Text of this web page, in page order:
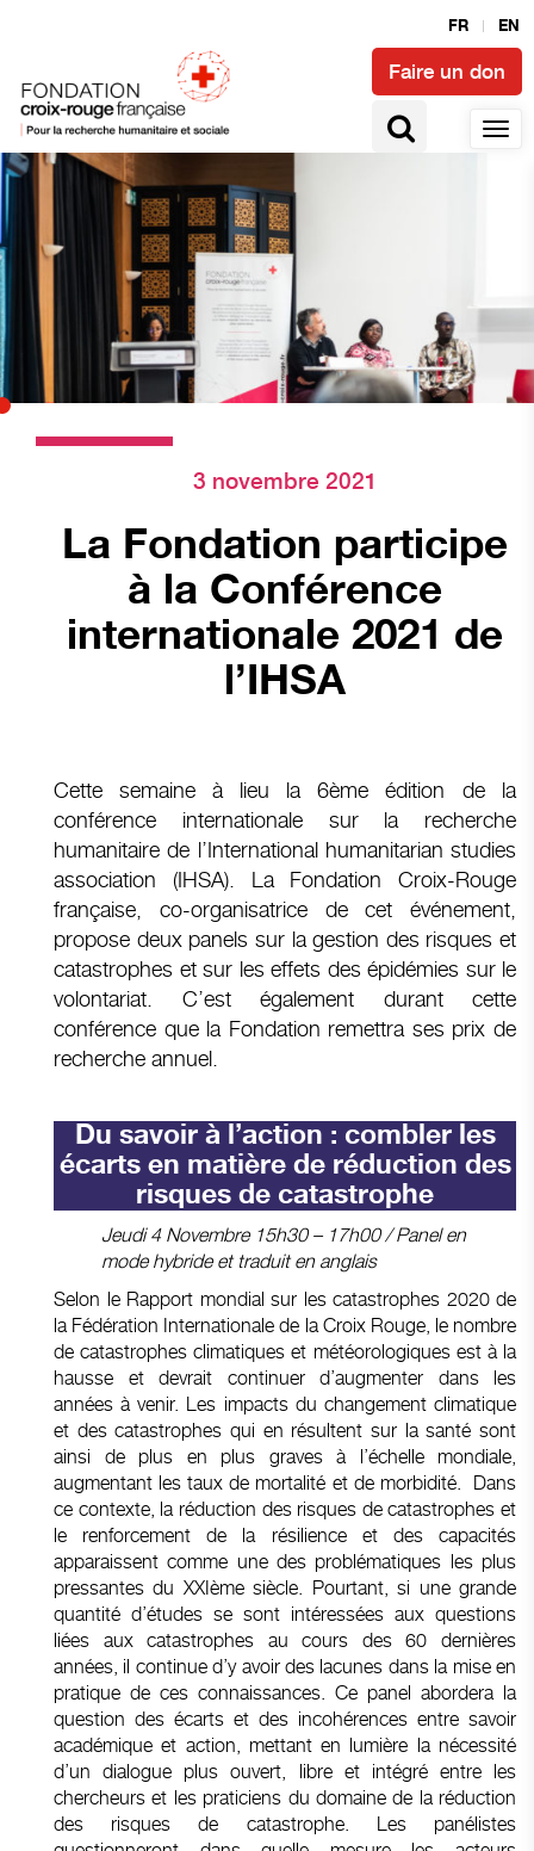
FR EN
Faire un don
3 novembre 2021
La Fondation participe
à la Conférence
internationale 2021 de
l’IHSA
Cette semaine à lieu la 6ème édition de la
conférence internationale sur la recherche
humanitaire de l’International humanitarian studies
association (IHSA). La Fondation Croix-Rouge
française, co-organisatrice de cet événement,
propose deux panels sur la gestion des risques et
catastrophes et sur les effets des épidémies sur le
volontariat. C’est également durant cette
conférence que la Fondation remettra ses prix de
recherche annuel.
Du savoir à l’action : combler les
écarts en matière de réduction des
risques de catastrophe
Jeudi 4 Novembre 15h30 – 17h00 / Panel en
mode hybride et traduit en anglais
Selon le Rapport mondial sur les catastrophes 2020 de
la Fédération Internationale de la Croix Rouge, le nombre
de catastrophes climatiques et météorologiques est à la
hausse et devrait continuer d’augmenter dans les
années à venir. Les impacts du changement climatique
et des catastrophes qui en résultent sur la santé sont
ainsi de plus en plus graves à l’échelle mondiale,
augmentant les taux de mortalité et de morbidité. Dans
ce contexte, la réduction des risques de catastrophes et
le renforcement de la résilience et des capacités
apparaissent comme une des problématiques les plus
pressantes du XXIème siècle. Pourtant, si une grande
quantité d’études se sont intéressées aux questions
liées aux catastrophes au cours des 60 dernières
années, il continue d’y avoir des lacunes dans la mise en
pratique de ces connaissances. Ce panel abordera la
question des écarts et des incohérences entre savoir
académique et action, mettant en lumière la nécessité
d’un dialogue plus ouvert, libre et intégré entre les
chercheurs et les praticiens du domaine de la réduction
des risques de catastrophe. Les panélistes